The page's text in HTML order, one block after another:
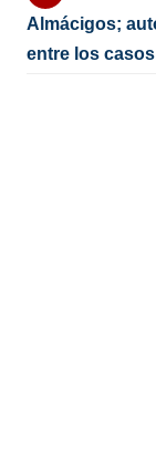
Almácigos;
entre los casos